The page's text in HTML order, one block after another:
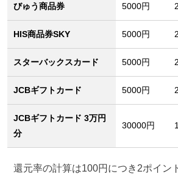
びゅう商品券 5000円
HIS商品券SKY 5000円
スターバックスカード 5000円
JCBギフトカード 5000円
JCBギフトカード 3万円
分
30000円
還元率の計算は100円につき2ポイン